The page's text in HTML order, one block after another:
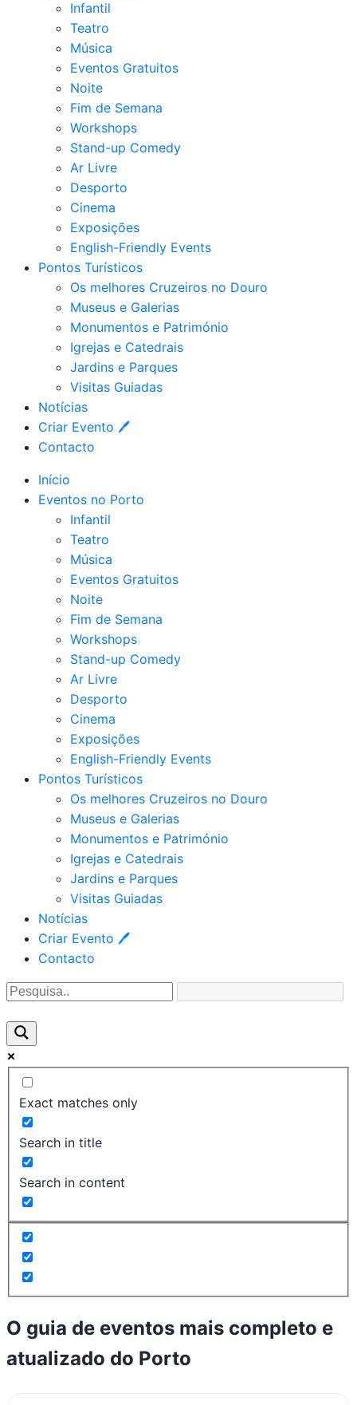
Infantil
Teatro
Música
Eventos Gratuitos
Noite
Fim de Semana
Workshops
Stand-up Comedy
Ar Livre
Desporto
Cinema
Exposições
English-Friendly Events
Pontos Turísticos
Os melhores Cruzeiros no Douro​
Museus e Galerias
Monumentos e Património
Igrejas e Catedrais
Jardins e Parques
Visitas Guiadas
Notícias
Criar Evento 🖊
Contacto
Início
Eventos no Porto
Infantil
Teatro
Música
Eventos Gratuitos
Noite
Fim de Semana
Workshops
Stand-up Comedy
Ar Livre
Desporto
Cinema
Exposições
English-Friendly Events
Pontos Turísticos
Os melhores Cruzeiros no Douro​
Museus e Galerias
Monumentos e Património
Igrejas e Catedrais
Jardins e Parques
Visitas Guiadas
Notícias
Criar Evento 🖊
Contacto
Exact matches only
Search in title
Search in content
O guia de eventos mais completo e
atualizado do Porto